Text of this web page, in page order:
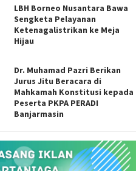
LBH Borneo Nusantara Bawa
Sengketa Pelayanan
Ketenagalistrikan ke Meja
Hijau
Dr. Muhamad Pazri Berikan
Jurus Jitu Beracara di
Mahkamah Konstitusi kepada
Peserta PKPA PERADI
Banjarmasin